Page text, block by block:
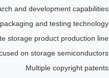
and development capabilities
and testing technology
storage product production line
on storage semiconductors
Multiple copyright patents